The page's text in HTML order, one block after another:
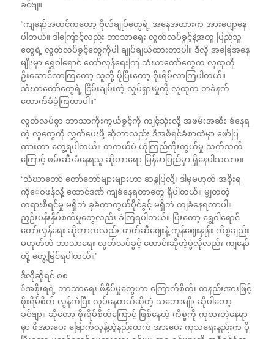
ခင်ဗျ။
“ကျနော့်အထင်ကတော့ ဗိုလ်ချုပ်တွေရဲ့ အနေအထားက အားပျော့နေ
ပါတယ်။ ဒါကြောင့်လည်း ဘာသာရေး လွတ်လပ်ခွင့်နဲ့အတူ ပြည်သူ
တွေရဲ့ လွတ်လပ်ခွင့်တွေကိုပါ ချုပ်ချယ်ထားတာပါ။ ဒီလို အခြေအနေ
မျိုးမှာ ရွှေဝါရောင် တော်လှန်ရေးကြ သံဃာတော်တွေက လူထုကို
ဦးဆောင်လာကြတော့ သူတို့ ပိုပြီးတော့ စိုးရိမ်လာကြပါတယ်။
သံဃာတော်တွေရဲ့ ငြိမ်းချမ်းတဲ့ လှုပ်ရှားမှုကို လူထုက တခဲနက်
ထောက်ခံခဲ့ကြတာပါ။”
လွတ်လပ်စွာ ဘာသာကိုးကွယ်ခွင့်ကို ကျင့်သုံးလို့ အဖမ်းအဆီး ခံနေရ
တဲ့ လူတွေကို လွှတ်ပေးဖို့ ဆိုတာလည်း ဒီအစီရင်ခံစာထဲမှာ ဖော်ပြ
ထားတာ တွေ့ရပါတယ်။ တကယ်ပဲ ယုံကြည်ကိုးကွယ်မှု သက်သက်
ကြောင့် ဖမ်းဆီးခံနေရသူ ဆိုတာရော မြန်မာပြည်မှာ ရှိနေပါသလား။
“သံဃာတော် တော်တော်များများဟာ ဆန္ဒပြလို့၊ ဒါမှမဟုတ် အစိုးရ
ကိုေဝဖန်လို့ ထောင်ဒဏ် ကျခံနေရတာတွေ ရှိပါတယ်။ မျှတတဲ့
တရားစီရင်မှု မရှိဘဲ ခုခံကာကွယ်ပိုင်ခွင့် မရှိဘဲ ကျခံနေရတာပါ။
ညှဉ်းပန်းနှိပ်စက်မှုတွေလည်း ခံကြရပါတယ်။ ပြီးတော့ ရွှေဝါရောင်
တော်လှန်ရေး ဆိုတာကလည်း ဓာတ်ဆီဈေးနဲ့ ကုန်ဈေးနှုန်း ကိစ္စချည်း
မဟုတ်ဘဲ ဘာသာရေး လွတ်လပ်ခွင့် တောင်းဆိုတဲ့ပွဲလို့လည်း ကျနော်
တို့ တွေ့မြင်ရပါတယ်။”
ဒီလိုဆိုရင် စစ
်အစိုးရရဲ့ ဘာသာရေး ဖိနှိပ်မှုတွေဟာ ကြောက်စိတ်၊ တနည်းအားဖြင့်
စိုးရိမ်စိတ် လွန်ကဲပြီး လုပ်နေတယ်ဆိုတဲ့ သဘောမျိုး ဆိုပါတော့
ခင်ဗျာ။ ဆိုတော့ စိုးရိမ်စိတ်ကြောင့် ဖြစ်နေတဲ့ ကိစ္စကို ကုစားတဲ့နေရာ
မှာ ဖိအားပေး ခြောက်လှန့်တဲ့နည်းထက် အားပေး ကုသရေးနည်းက ပို